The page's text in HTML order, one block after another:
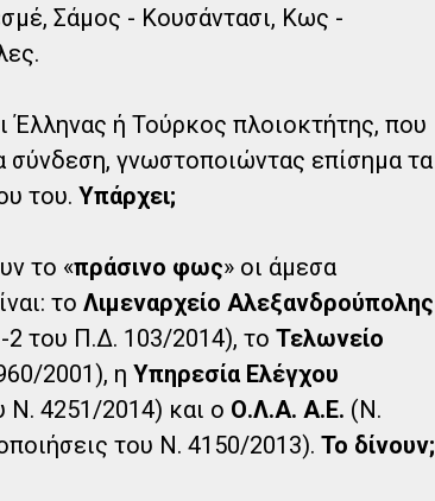
Σάμος - Κουσάντασι, Κως -
Έλληνας ή Τούρκος πλοιοκτήτης, που
σύνδεση, γνωστοποιώντας επίσημα τα
του. Υπάρχει;
το «πράσινο φως» οι άμεσα
το Λιμεναρχείο Αλεξανδρούπολης
2 του Π.Δ. 103/2014), το Τελωνείο
2001), η Υπηρεσία Ελέγχου
Ν. 4251/2014) και ο Ο.Λ.Α. Α.Ε. (Ν.
του Ν. 4150/2013). Το δίνουν;